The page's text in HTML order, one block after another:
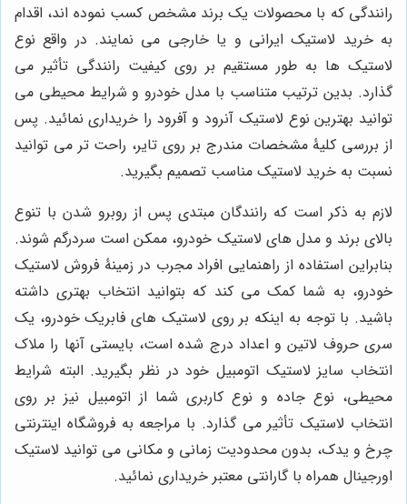
رانندگی که با محصولات یک برند مشخص کسب نموده اند، اقدام
به خرید لاستیک ایرانی و یا خارجی می نمایند. در واقع نوع
لاستیک ها به طور مستقیم بر روی کیفیت رانندگی تأثیر می
گذارد. بدین ترتیب متناسب با مدل خودرو و شرایط محیطی می
توانید بهترین نوع لاستیک آنرود و آفرود را خریداری نمائید. پس
از بررسی کلیۀ مشخصات مندرج بر روی تایر، راحت تر می توانید
نسبت به خرید لاستیک مناسب تصمیم بگیرید.
لازم به ذکر است که رانندگان مبتدی پس از روبرو شدن با تنوع
بالای برند و مدل های لاستیک خودرو، ممکن است سردرگم شوند.
بنابراین استفاده از راهنمایی افراد مجرب در زمینۀ فروش لاستیک
خودرو، به شما کمک می کند که بتوانید انتخاب بهتری داشته
باشید. با توجه به اینکه بر روی لاستیک های فابریک خودرو، یک
سری حروف لاتین و اعداد درج شده است، بایستی آنها را ملاک
انتخاب سایز لاستیک اتومبیل خود در نظر بگیرید. البته شرایط
محیطی، نوع جاده و نوع کاربری شما از اتومبیل نیز بر روی
انتخاب لاستیک تأثیر می گذارد. با مراجعه به فروشگاه اینترنتی
چرخ و یدک، بدون محدودیت زمانی و مکانی می توانید لاستیک
اورجینال همراه با گارانتی معتبر خریداری نمائید.